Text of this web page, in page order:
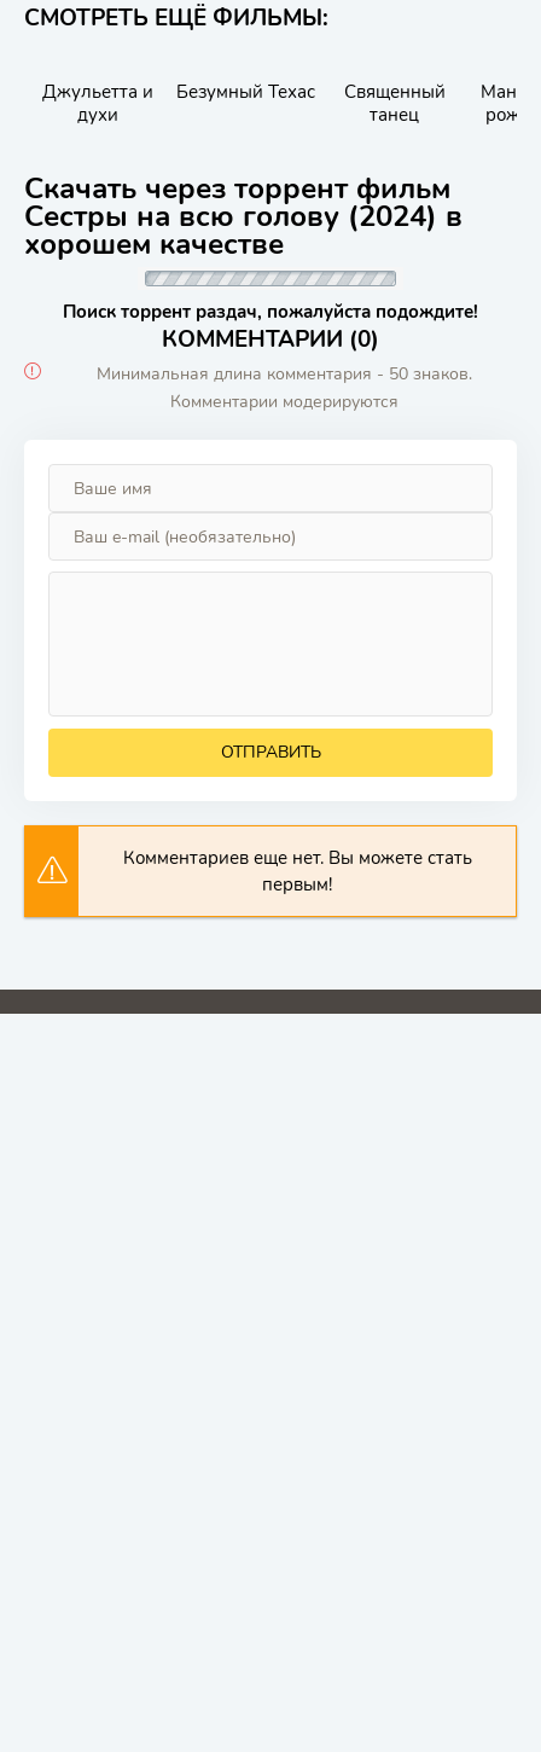
СМОТРЕТЬ ЕЩЁ ФИЛЬМЫ:
Джульетта и
духи
Безумный Техас
Священный
танец
Скачать через торрент фильм
Сестры на всю голову (2024) в
хорошем качестве
Поиск торрент раздач, пожалуйста подождите!
КОММЕНТАРИИ (0)
Минимальная длина комментария - 50 знаков.
Комментарии модерируются
ОТПРАВИТЬ
Комментариев еще нет. Вы можете стать
первым!